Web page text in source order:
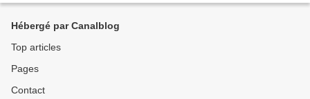
Hébergé par Canalblog
Top articles
Pages
Contact